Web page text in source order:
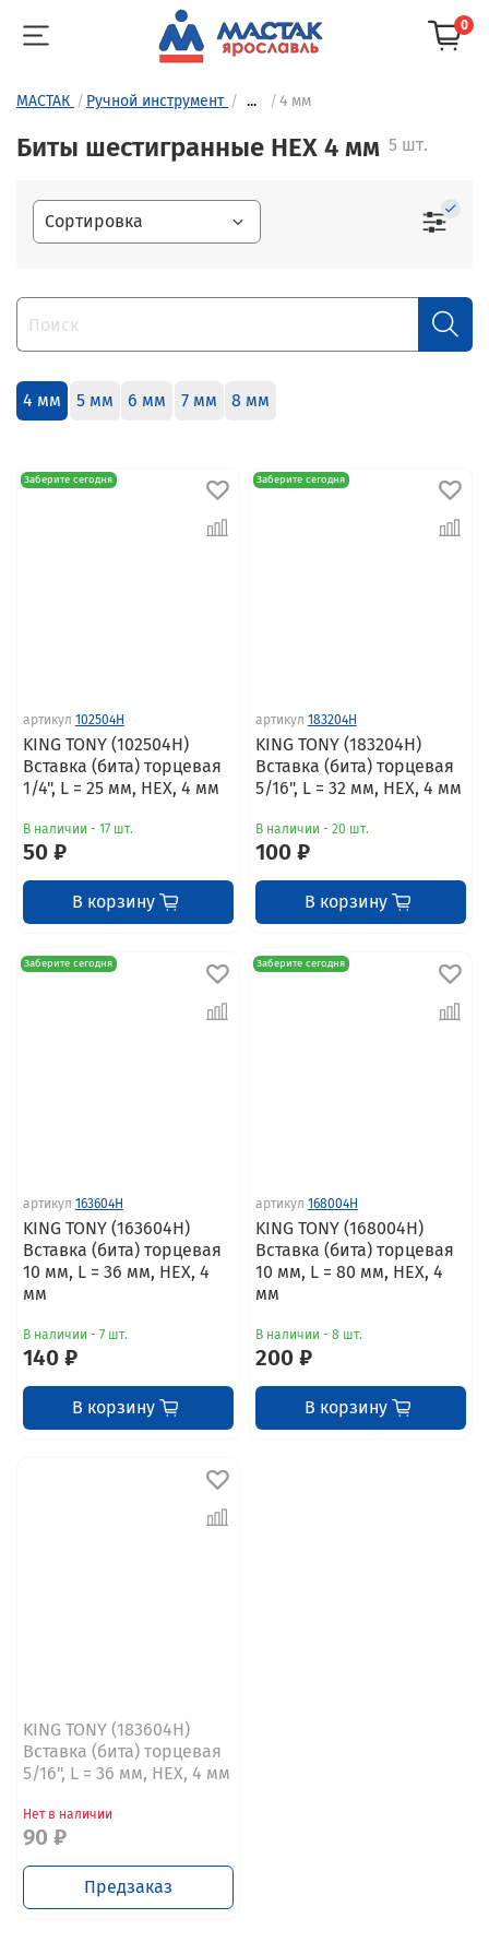
0
МАСТАК Ручной инструмент ... 4 мм
Биты шестигранные HEX 4 мм 5 шт.
4 мм 5 мм 6 мм 7 мм 8 мм
Заберите сегодня
артикул 102504H
KING TONY (102504H)
Вставка (бита) торцевая
1/4", L = 25 мм, HEX, 4 мм
В наличии - 17 шт.
50 ₽
В корзину
Заберите сегодня
артикул 183204H
KING TONY (183204H)
Вставка (бита) торцевая
5/16", L = 32 мм, HEX, 4 мм
В наличии - 20 шт.
100 ₽
В корзину
Заберите сегодня
артикул 163604H
KING TONY (163604H)
Вставка (бита) торцевая
10 мм, L = 36 мм, HEX, 4
мм
В наличии - 7 шт.
140 ₽
В корзину
Заберите сегодня
артикул 168004H
KING TONY (168004H)
Вставка (бита) торцевая
10 мм, L = 80 мм, HEX, 4
мм
В наличии - 8 шт.
200 ₽
В корзину
KING TONY (183604H)
Вставка (бита) торцевая
5/16", L = 36 мм, HEX, 4 мм
Нет в наличии
90 ₽
Предзаказ